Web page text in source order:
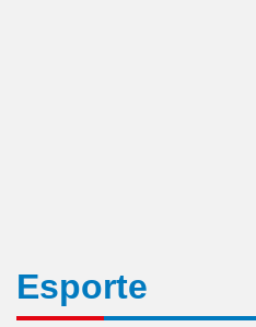
Esporte